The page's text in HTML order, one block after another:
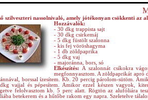
szilveszteri nassolnivaló, amely jótékonyan csökkenti az
Hozzávalók:
- 30 dkg trappista sajt
- 30 dkg csirkemáj
- 5 dkg füstölt szalonna
- kis fej vöröshagyma
- 1 db zöldpaprika
- 5 dkg vaj
- majoránna, bors, só
Elkészítés: A szalonnát csíkokra
megfonnyasztom. A zöldpaprikát apró
borssal ízesítem. Kb. 20 percig párolom-sütöm.
vajjal és pépesítem. Amikor ezzel készen vagyok,
felolvasztom kb. 5 perc alatt. Rögtön az alufóliára
betekerem és a hűtőbe rakom egy napra. Szeletelve